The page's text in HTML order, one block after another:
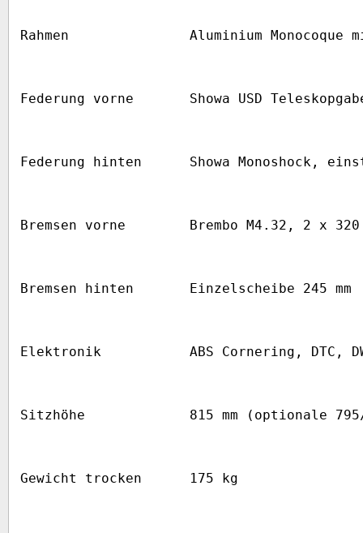
Rahmen Aluminium
Federung vorne Showa USD
Federung hinten Showa Monoshock,
Bremsen vorne Brembo M4.32, 2 x 320
Bremsen hinten Einzelscheibe 245 mm
Elektronik ABS Cornering, DTC,
Sitzhöhe 815 mm (optionale
Gewicht trocken 175 kg